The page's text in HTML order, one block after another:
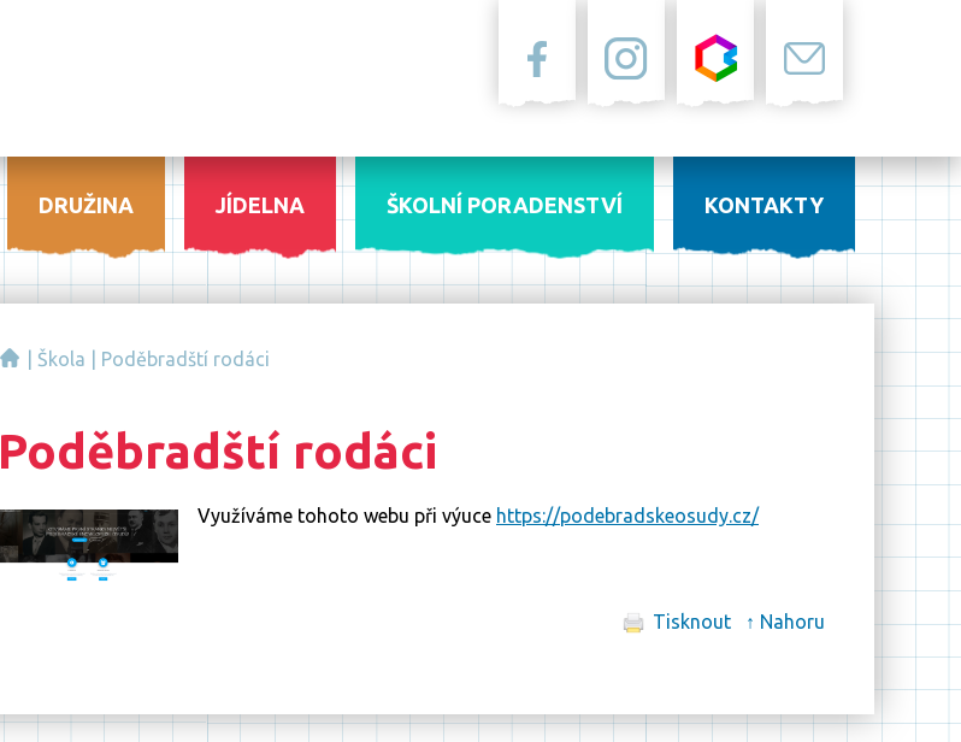
DRUŽINA JÍDELNA ŠKOLNÍ PORADENSTVÍ KONTAKTY
Škola Poděbradští rodáci
Poděbradští rodáci
Využíváme tohoto webu při výuce https://podebradskeosudy.cz/
Tisknout ↑ Nahoru